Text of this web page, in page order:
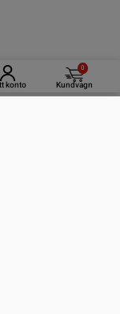
konto
0
Kundvagn